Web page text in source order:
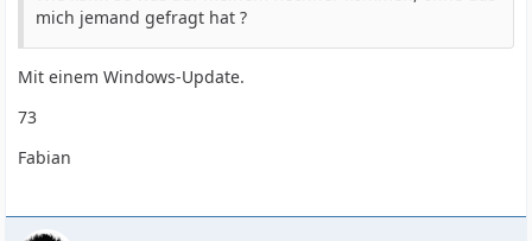
mich jemand gefragt hat ?
Mit einem Windows-Update.
73
Fabian